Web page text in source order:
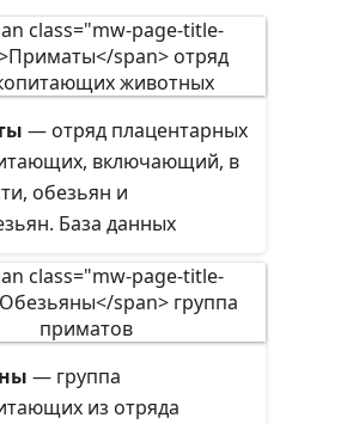
— отряд плацентарных
включающий, в
обезьян и
База данных
признаёт 19
84 рода и 517
видов приматов, а
вымерших после
Приматы — четвёртый
— группа
из отряда